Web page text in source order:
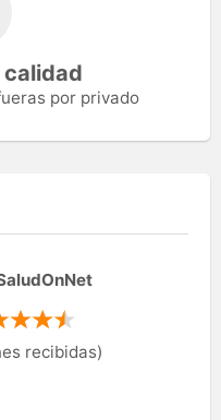
por privado
recibidas)